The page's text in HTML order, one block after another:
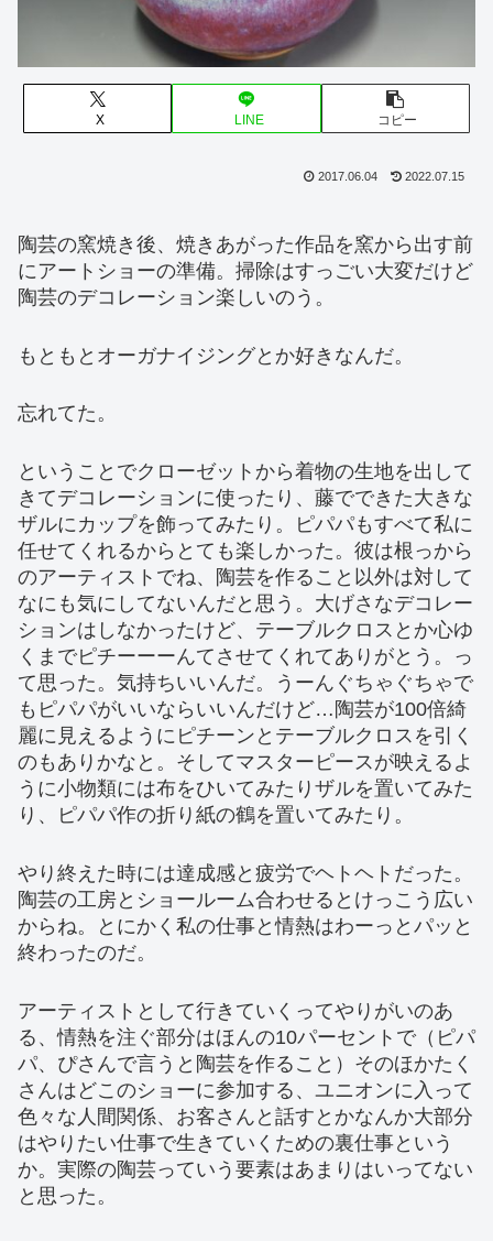
X LINE コピー
2017.06.04 2022.07.15
陶芸の窯焼き後、焼きあがった作品を窯から出す前
にアートショーの準備。掃除はすっごい大変だけど
陶芸のデコレーション楽しいのう。
もともとオーガナイジングとか好きなんだ。
忘れてた。
ということでクローゼットから着物の生地を出して
きてデコレーションに使ったり、藤でできた大きな
ザルにカップを飾ってみたり。ピパパもすべて私に
任せてくれるからとても楽しかった。彼は根っから
のアーティストでね、陶芸を作ること以外は対して
なにも気にしてないんだと思う。大げさなデコレー
ションはしなかったけど、テーブルクロスとか心ゆ
くまでピチーーーんてさせてくれてありがとう。っ
て思った。気持ちいいんだ。うーんぐちゃぐちゃで
もピパパがいいならいいんだけど…陶芸が100倍綺
麗に見えるようにピチーンとテーブルクロスを引く
のもありかなと。そしてマスターピースが映えるよ
うに小物類には布をひいてみたりザルを置いてみた
り、ピパパ作の折り紙の鶴を置いてみたり。
やり終えた時には達成感と疲労でヘトヘトだった。
陶芸の工房とショールーム合わせるとけっこう広い
からね。とにかく私の仕事と情熱はわーっとパッと
終わったのだ。
アーティストとして行きていくってやりがいのあ
る、情熱を注ぐ部分はほんの10パーセントで（ピパ
パ、ぴさんで言うと陶芸を作ること）そのほかたく
さんはどこのショーに参加する、ユニオンに入って
色々な人間関係、お客さんと話すとかなんか大部分
はやりたい仕事で生きていくための裏仕事という
か。実際の陶芸っていう要素はあまりはいってない
と思った。